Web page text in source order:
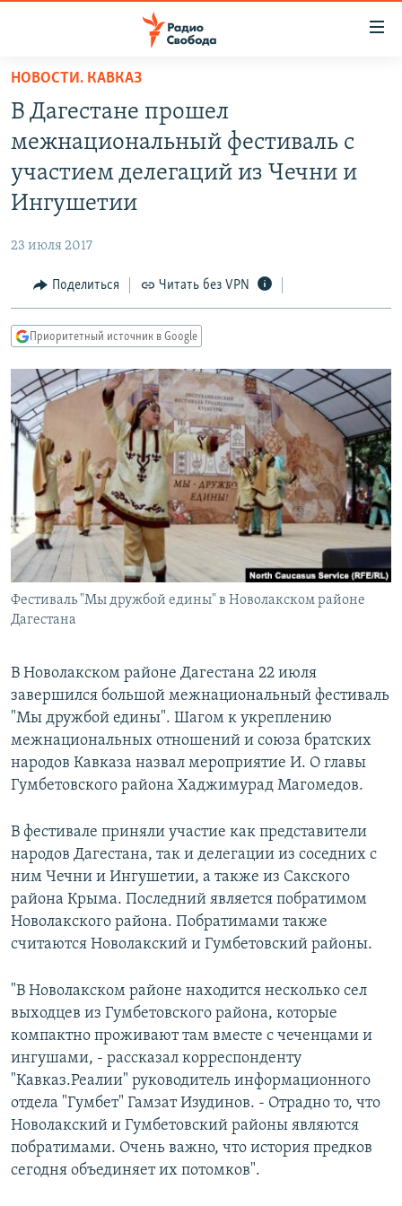
упрощенного
доступа
основному
содержанию
Вернутся
навигации
Вернутся
ПОДКАСТЫ
ЦИТАТЫ СВОБОДЫ
IDEL.РЕАЛИИ
КАВКАЗ.РЕАЛИИ
СИБИРЬ.РЕАЛИИ
РАСПИСАНИЕ ВЕЩАНИЯ
ПОДПИШИТЕСЬ НА РАССЫЛКУ
СОЦИАЛЬНЫЕ СЕТИ
Все сайты РСЕ/РС
НОВОСТИ. КАВКАЗ
В Дагестане прошел
межнациональный фестиваль с
участием делегаций из Чечни и
Ингушетии
23 июля 2017
Поделиться Читать без VPN
Приоритетный источник в Google
Фестиваль "Мы дружбой едины" в Новолакском районе
Дагестана
В Новолакском районе Дагестана 22 июля
завершился большой межнациональный фестиваль
"Мы дружбой едины". Шагом к укреплению
межнациональных отношений и союза братских
народов Кавказа назвал мероприятие И. О главы
Гумбетовского района Хаджимурад Магомедов.
В фестивале приняли участие как представители
народов Дагестана, так и делегации из соседних с
ним Чечни и Ингушетии, а также из Сакского
района Крыма. Последний является побратимом
Новолакского района. Побратимами также
считаются Новолакский и Гумбетовский районы.
"В Новолакском районе находится несколько сел
выходцев из Гумбетовского района, которые
компактно проживают там вместе с чеченцами и
ингушами, - рассказал корреспонденту
"Кавказ.Реалии" руководитель информационного
отдела "Гумбет" Гамзат Изудинов. - Отрадно то, что
Новолакский и Гумбетовский районы являются
побратимами. Очень важно, что история предков
сегодня объединяет их потомков".